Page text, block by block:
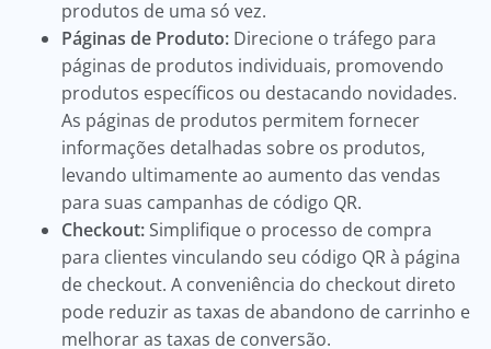
produtos de uma só vez.
Páginas de Produto: Direcione o tráfego para
páginas de produtos individuais, promovendo
produtos específicos ou destacando novidades.
As páginas de produtos permitem fornecer
informações detalhadas sobre os produtos,
levando ultimamente ao aumento das vendas
para suas campanhas de código QR.
Checkout: Simplifique o processo de compra
para clientes vinculando seu código QR à página
de checkout. A conveniência do checkout direto
pode reduzir as taxas de abandono de carrinho e
melhorar as taxas de conversão.